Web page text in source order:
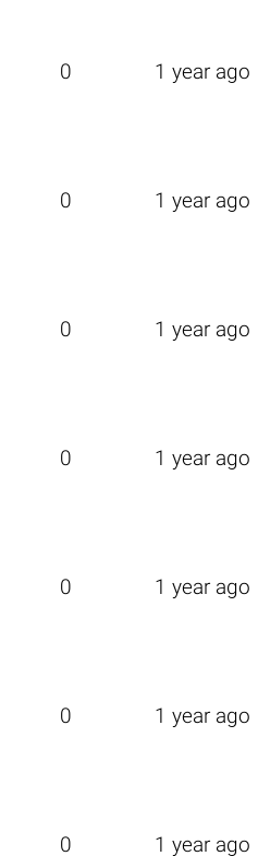
0 1 year ago
0 1 year ago
0 1 year ago
0 1 year ago
0 1 year ago
0 1 year ago
0 1 year ago